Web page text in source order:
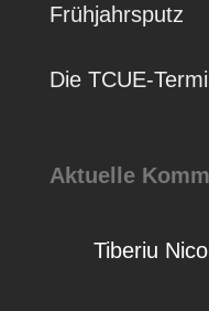
Frühjahrsputz
Die TCUE-
Aktuelle
Tiberiu